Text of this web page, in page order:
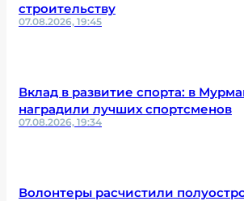
строительству
07.08.2026, 19:45
Вклад в развитие спорта: в
наградили лучших спортсменов
07.08.2026, 19:34
Волонтеры расчистили